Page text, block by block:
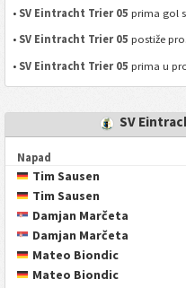
• SV Eintracht Trier 05 prima gol
• SV Eintracht Trier 05 postiže
• SV Eintracht Trier 05 prima u
SV
Napad
Tim Sausen
Tim Sausen
Damjan Marčeta
Damjan Marčeta
Mateo Biondic
Mateo Biondic